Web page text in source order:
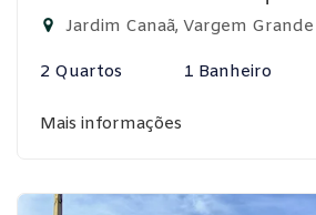
Jardim Canaã, Vargem
2 Quartos 1 Banheiro
Mais informações